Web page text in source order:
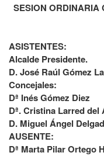
SESION ORDINARIA
ASISTENTES:
Alcalde Presidente.
D. José Raúl Gómez
Concejales:
Dª Inés Gómez Diez
Dª. Cristina Larred del
D. Miguel Ángel
AUSENTE:
Dª Marta Pilar Ortego